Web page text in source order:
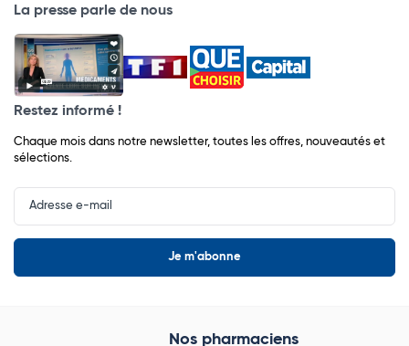
La presse parle de nous
Restez informé !
Chaque mois dans notre newsletter, toutes les offres, nouveautés et
sélections.
Input
Newsletter
Nos pharmaciens